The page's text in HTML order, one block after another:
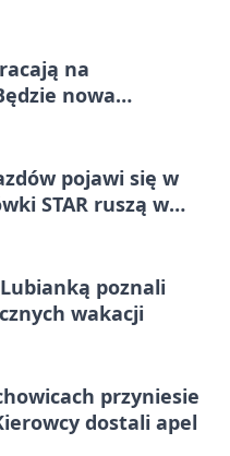
na
nowa
pojawi się w
STAR ruszą w
poznali
wakacji
przyniesie
dostali apel